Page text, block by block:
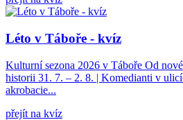
Léto v Táboře - kvíz
Kulturní sezona 2026 v Táboře Od
historii 31. 7. – 2. 8. | Komedianti v
akrobacie...
přejít na kvíz